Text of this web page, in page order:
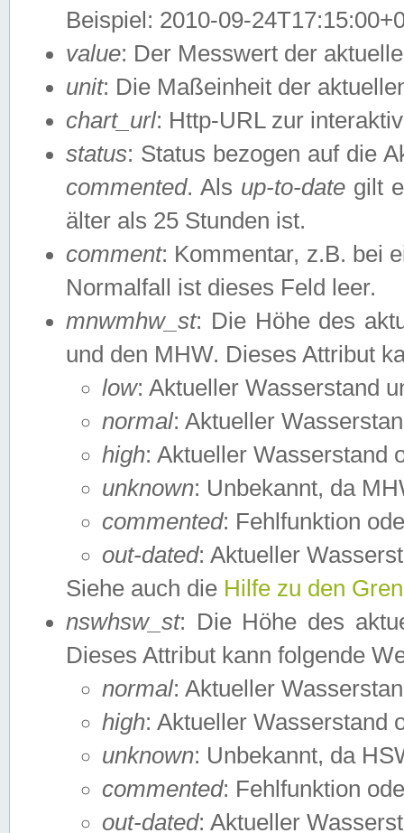
Beispiel: 2010-09-
value: Der Messwert der
unit: Die Maßeinheit der
chart_url: Http-URL zur
status: Status bezogen auf die
commented. Als up-to-date gilt
älter als 25 Stunden ist.
comment: Kommentar, z.B. bei
Normalfall ist dieses Feld leer.
mnwmhw_st: Die Höhe des
und den MHW. Dieses Attribut
low: Aktueller Wasserstand
normal: Aktueller
high: Aktueller Wasserstand
unknown: Unbekannt, da
commented: Fehlfunktion
out-dated: Aktueller
Siehe auch die Hilfe zu den
nswhsw_st: Die Höhe des
Dieses Attribut kann folgende
normal: Aktueller
high: Aktueller Wasserstand
unknown: Unbekannt, da
commented: Fehlfunktion
out-dated: Aktueller